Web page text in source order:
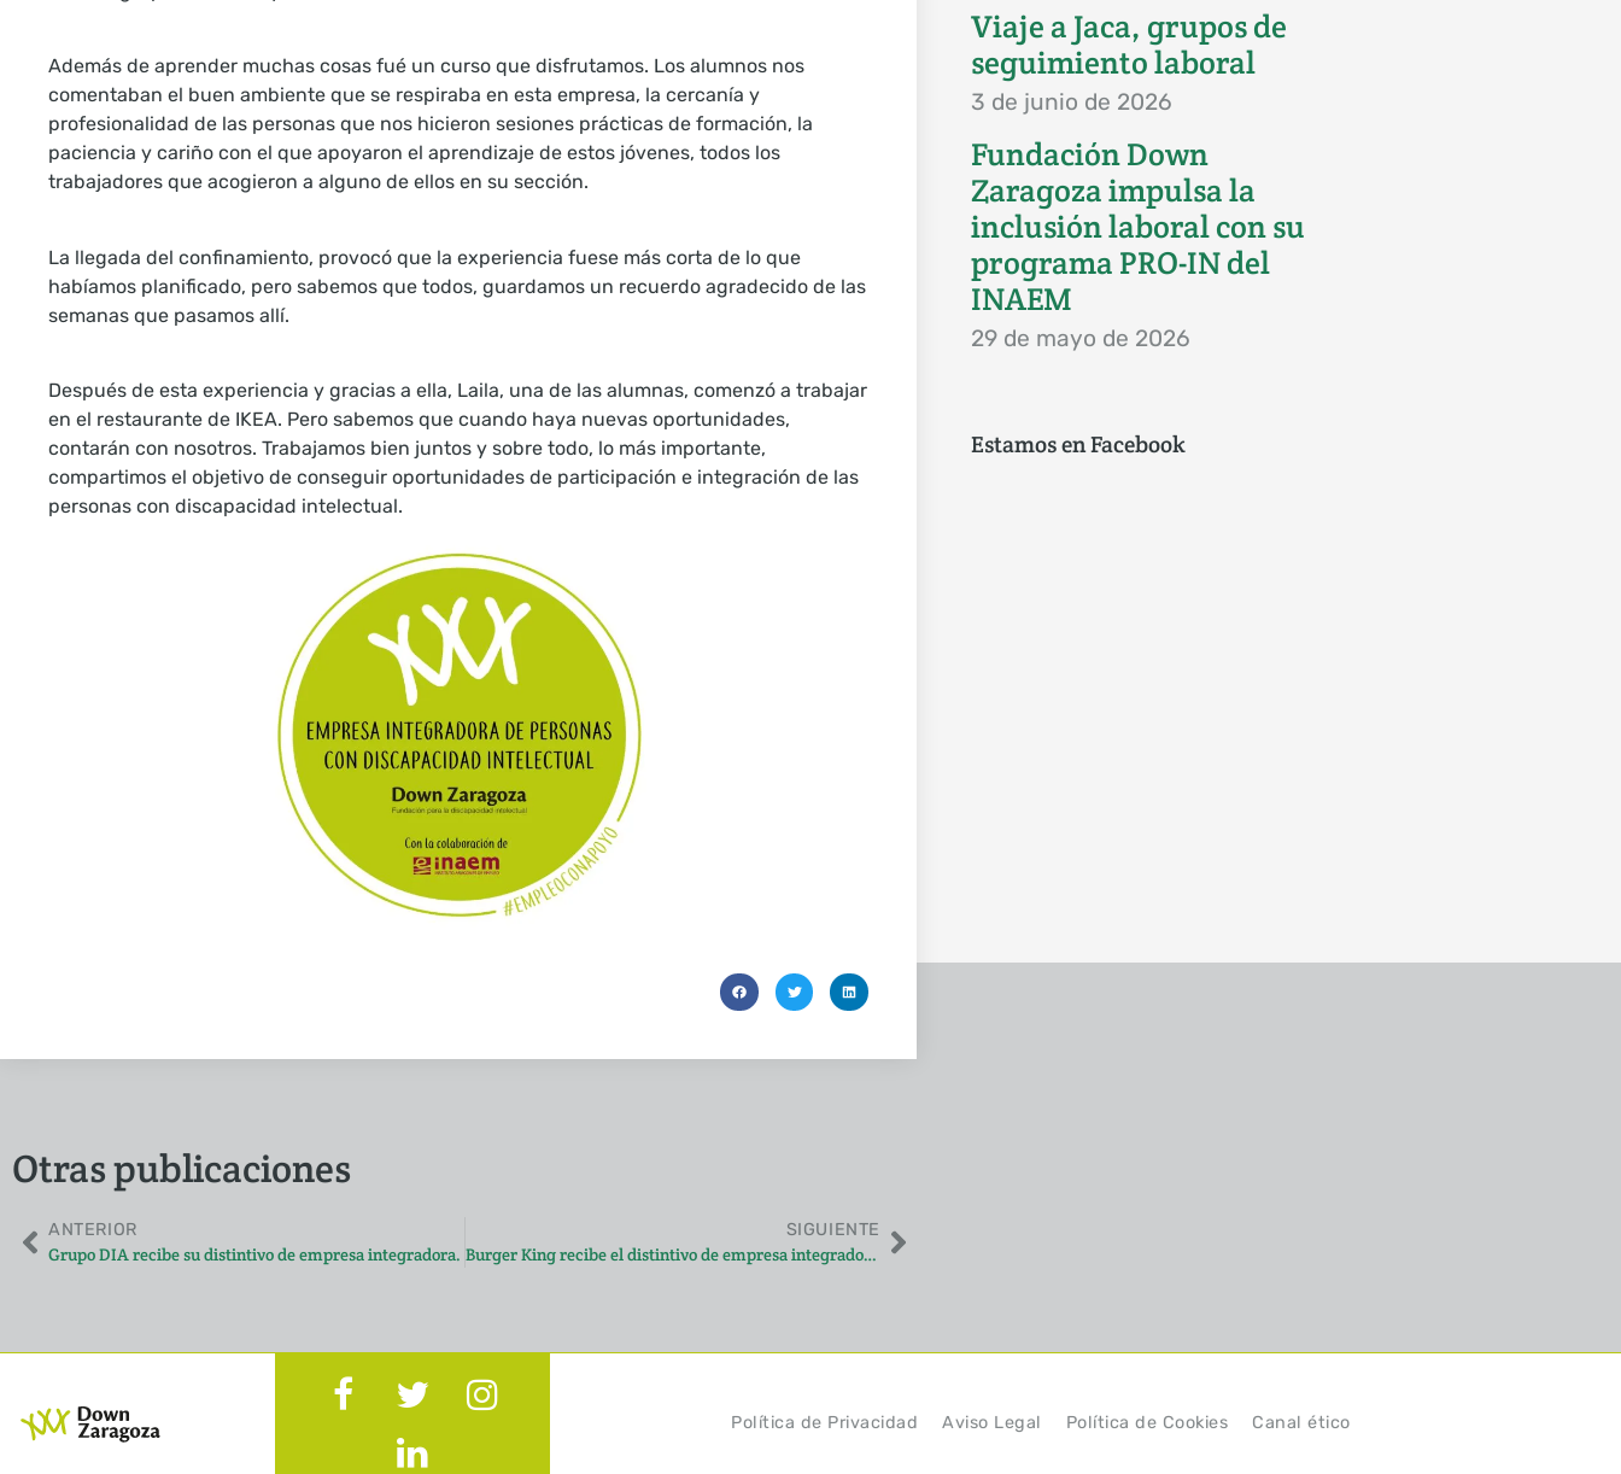
Además de aprender muchas cosas fué un curso que disfrutamos. Los alumnos nos
comentaban el buen ambiente que se respiraba en esta empresa, la cercanía y
profesionalidad de las personas que nos hicieron sesiones prácticas de formación, la
paciencia y cariño con el que apoyaron el aprendizaje de estos jóvenes, todos los
trabajadores que acogieron a alguno de ellos en su sección.
La llegada del confinamiento, provocó que la experiencia fuese más corta de lo que
habíamos planificado, pero sabemos que todos, guardamos un recuerdo agradecido de las
semanas que pasamos allí.
Después de esta experiencia y gracias a ella, Laila, una de las alumnas, comenzó a trabajar
en el restaurante de IKEA. Pero sabemos que cuando haya nuevas oportunidades,
contarán con nosotros. Trabajamos bien juntos y sobre todo, lo más importante,
compartimos el objetivo de conseguir oportunidades de participación e integración de las
personas con discapacidad intelectual.
Viaje a Jaca, grupos de
seguimiento laboral
3 de junio de 2026
Fundación Down
Zaragoza impulsa la
inclusión laboral con su
programa PRO-IN del
INAEM
29 de mayo de 2026
Estamos en Facebook
Otras publicaciones
ANTERIOR
Grupo DIA recibe su distintivo de empresa integradora.
SIGUIENTE
Burger King recibe el distintivo de empresa integradora.
Política de Privacidad Aviso Legal Política de Cookies Canal ético